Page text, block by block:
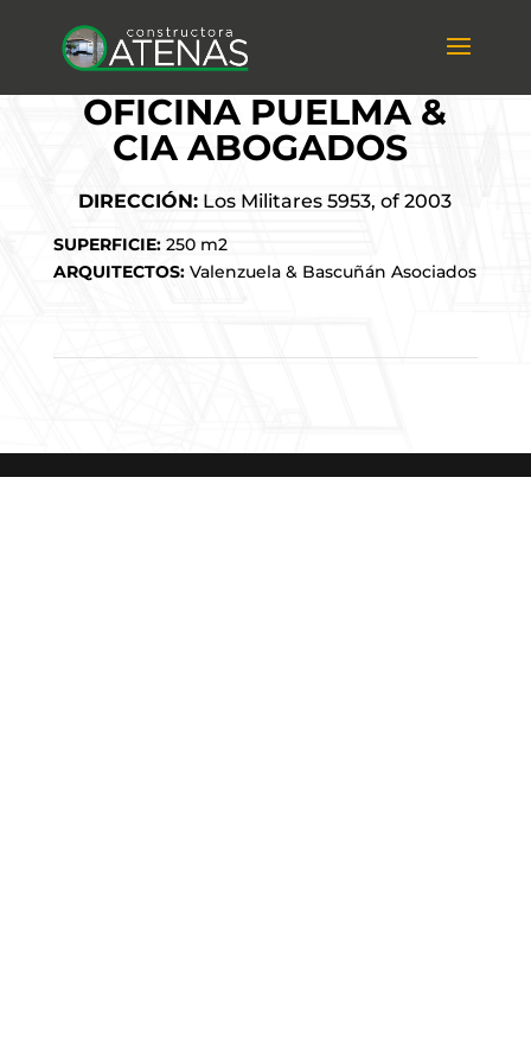
OFICINA PUELMA &
CIA ABOGADOS
DIRECCIÓN: Los Militares 5953, of 2003
SUPERFICIE:250 m2
ARQUITECTOS: Valenzuela & Bascuñán Asociados